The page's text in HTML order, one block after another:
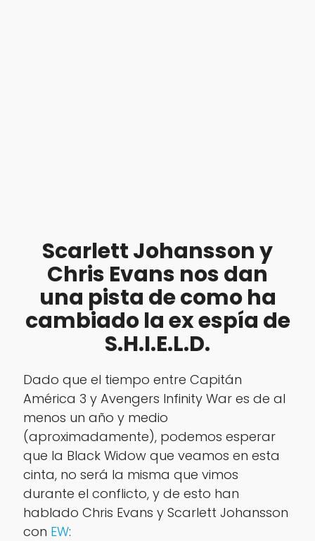
Scarlett Johansson y
Chris Evans nos dan
una pista de como ha
cambiado la ex espía de
S.H.I.E.L.D.
Dado que el tiempo entre Capitán
América 3 y Avengers Infinity War es de al
menos un año y medio
(aproximadamente), podemos esperar
que la Black Widow que veamos en esta
cinta, no será la misma que vimos
durante el conflicto, y de esto han
hablado Chris Evans y Scarlett Johansson
con EW: